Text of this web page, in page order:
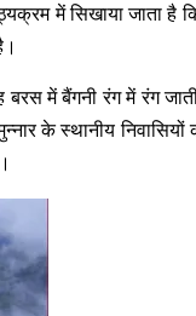
में सिखाया जाता है
बरस में बैंगनी रंग में रंग
के स्थानीय निवासियों